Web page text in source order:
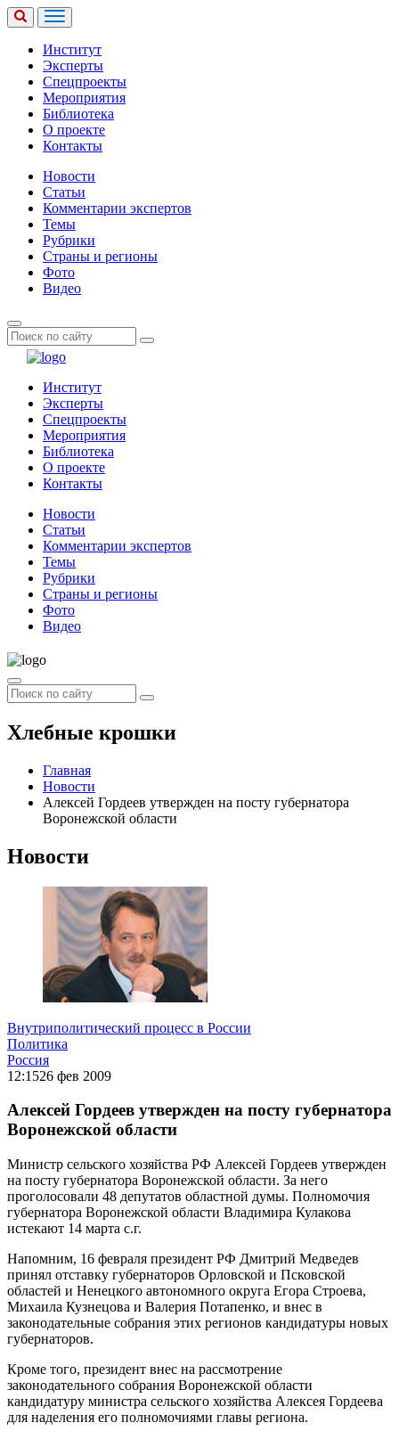
Институт
Эксперты
Спецпроекты
Мероприятия
Библиотека
О проекте
Контакты
Новости
Статьи
Комментарии экспертов
Темы
Рубрики
Страны и регионы
Фото
Видео
Институт
Эксперты
Спецпроекты
Мероприятия
Библиотека
О проекте
Контакты
Новости
Статьи
Комментарии экспертов
Темы
Рубрики
Страны и регионы
Фото
Видео
Хлебные крошки
Главная
Новости
Алексей Гордеев утвержден на посту губернатора
Воронежской области
Новости
Внутриполитический процесс в России
Политика
Россия
12:1526 фев 2009
Алексей Гордеев утвержден на посту губернатора
Воронежской области
Министр сельского хозяйства РФ Алексей Гордеев утвержден
на посту губернатора Воронежской области. За него
проголосовали 48 депутатов областной думы. Полномочия
губернатора Воронежской области Владимира Кулакова
истекают 14 марта с.г.
Напомним, 16 февраля президент РФ Дмитрий Медведев
принял отставку губернаторов Орловской и Псковской
областей и Ненецкого автономного округа Егора Строева,
Михаила Кузнецова и Валерия Потапенко, и внес в
законодательные собрания этих регионов кандидатуры новых
губернаторов.
Кроме того, президент внес на рассмотрение
законодательного собрания Воронежской области
кандидатуру министра сельского хозяйства Алексея Гордеева
для наделения его полномочиями главы региона.